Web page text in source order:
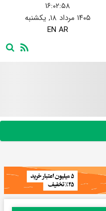
۱۶:۰۲:۵۹
۱۴۰۵ مرداد ۱۸, یکشنبه
EN AR